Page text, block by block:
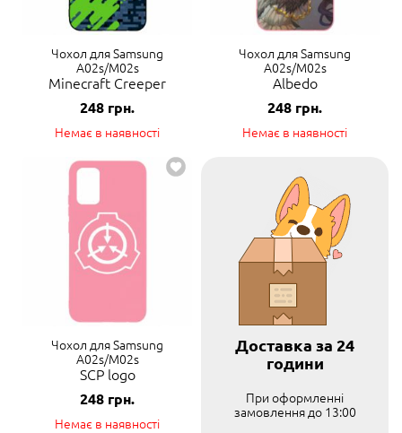
Чохол для Samsung
A02s/M02s
Minecraft Creeper
248 грн.
Немає в наявності
Чохол для Samsung
A02s/M02s
Albedo
248 грн.
Немає в наявності
Чохол для Samsung
A02s/M02s
SCP logo
248 грн.
Немає в наявності
Доставка за 24
години
При оформленні
замовлення до 13:00